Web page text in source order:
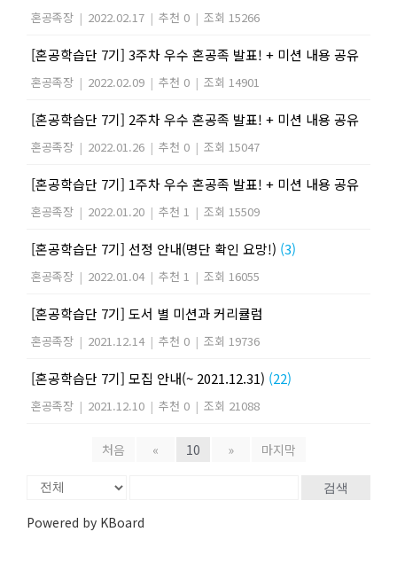
혼공족장 | 2022.02.17 | 추천 0 | 조회 15266
[혼공학습단 7기] 3주차 우수 혼공족 발표! + 미션 내용 공유
혼공족장 | 2022.02.09 | 추천 0 | 조회 14901
[혼공학습단 7기] 2주차 우수 혼공족 발표! + 미션 내용 공유
혼공족장 | 2022.01.26 | 추천 0 | 조회 15047
[혼공학습단 7기] 1주차 우수 혼공족 발표! + 미션 내용 공유
혼공족장 | 2022.01.20 | 추천 1 | 조회 15509
[혼공학습단 7기] 선정 안내(명단 확인 요망!) (3)
혼공족장 | 2022.01.04 | 추천 1 | 조회 16055
[혼공학습단 7기] 도서 별 미션과 커리큘럼
혼공족장 | 2021.12.14 | 추천 0 | 조회 19736
[혼공학습단 7기] 모집 안내(~ 2021.12.31) (22)
혼공족장 | 2021.12.10 | 추천 0 | 조회 21088
처음 « 10 » 마지막
검색
Powered by KBoard